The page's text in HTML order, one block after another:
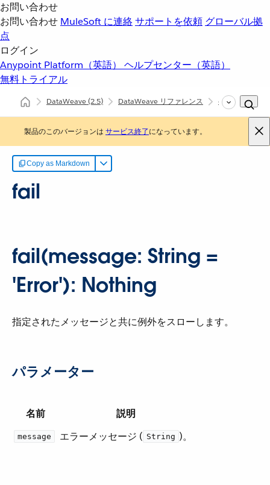
お問い合わせ
お問い合わせ MuleSoft に連絡サポートを依頼 グローバル拠
点
ログイン
Anypoint Platform（英語） ヘルプセンター（英語）
無料トライアル
DataWeave(2.5) DataWeave リファレンス dw::Runtime
製品のこのバージョンは サービス終了になっています。
Copy as Markdown
fail
fail(message: String =
'Error'): Nothing
指定されたメッセージと共に例外をスローします。
パラメーター
名前 説明
message エラーメッセージ (​ String ​)。